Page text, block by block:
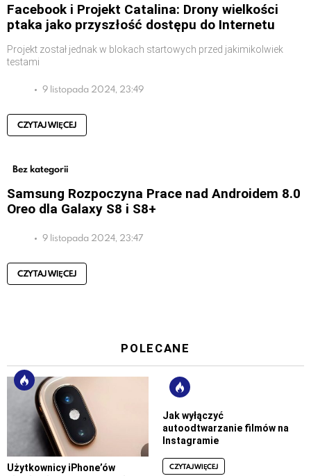
Facebook i Projekt Catalina: Drony wielkości
ptaka jako przyszłość dostępu do Internetu
Projekt został jednak w blokach startowych przed jakimikolwiek
testami
9 listopada 2024, 23:49
CZYTAJ WIĘCEJ
Bez kategorii
Samsung Rozpoczyna Prace nad Androidem 8.0
Oreo dla Galaxy S8 i S8+
9 listopada 2024, 23:47
CZYTAJ WIĘCEJ
POLECANE
Użytkownicy iPhone’ów
Jak wyłączyć
autoodtwarzanie filmów na
Instagramie
CZYTAJ WIĘCEJ